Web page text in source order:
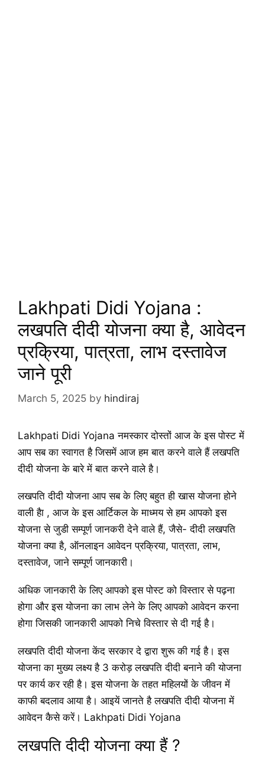
Lakhpati Didi Yojana :
लखपति दीदी योजना क्या है, आवेदन
प्रक्रिया, पात्रता, लाभ दस्तावेज
जाने पूरी
March 5, 2025 by hindiraj
Lakhpati Didi Yojana नमस्कार दोस्तों आज के इस पोस्ट में
आप सब का स्वागत है जिसमें आज हम बात करने वाले हैं लखपति
दीदी योजना के बारे में बात करने वाले है।
लखपति दीदी योजना आप सब के लिए बहुत ही खास योजना होने
वाली हैा , आज के इस आर्टिकल के माध्मय से हम आपको इस
योजना से जुडी सम्पूर्ण जानकरी देने वाले हैं, जैसे- दीदी लखपति
योजना क्या है, ऑनलाइन आवेदन प्रक्रिया, पात्रता, लाभ,
दस्तावेज, जाने सम्पूर्ण जानकारी।
अधिक जानकारी के लिए आपको इस पोस्ट को विस्तार से पढ़ना
होगा और इस योजना का लाभ लेने के लिए आपको आवेदन करना
होगा जिसकी जानकारी आपको निचे विस्तार से दी गई है।
लखपति दीदी योजना केंद सरकार दे द्वारा शुरू की गई है। इस
योजना का मुख्य लक्ष्य है 3 करोड़ लखपति दीदी बनाने की योजना
पर कार्य कर रही है। इस योजना के तहत महिलयों के जीवन में
काफी बदलाव आया है। आइयें जानते है लखपति दीदी योजना में
आवेदन कैसे करें। Lakhpati Didi Yojana
लखपति दीदी योजना क्या हैं ?